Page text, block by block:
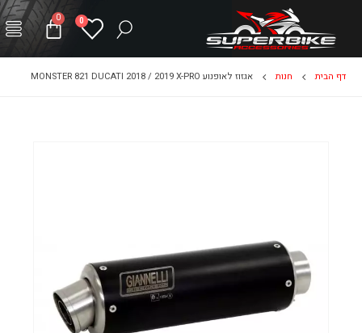
0
0
דף הבית חנות אגזוז לאופנוע MONSTER 821 DUCATI 2018 / 2019 X-PRO